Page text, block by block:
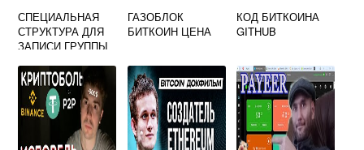
СПЕЦИАЛЬНАЯ
СТРУКТУРА ДЛЯ
ЗАПИСИ ГРУППЫ
СИСТЕМЕ
БИТКОЙН И
АНАЛОГИЧНЫХ
ЕЙ
ГАЗОБЛОК
БИТКОИН ЦЕНА
КОД БИТКОИНА
GITHUB